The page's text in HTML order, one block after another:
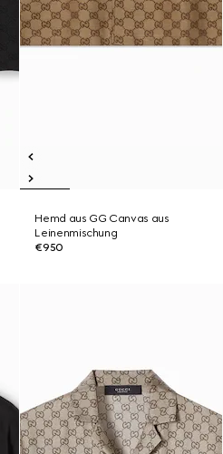
Hemd aus GG Canvas aus
Leinenmischung
€950